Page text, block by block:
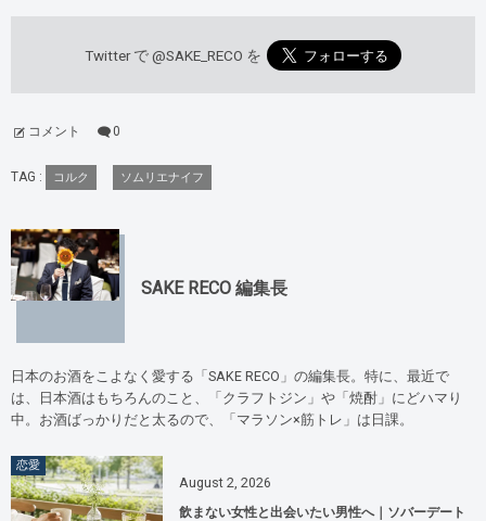
Twitter で@SAKE_RECO を
コメント 0
TAG : コルク ソムリエナイフ
SAKE RECO 編集長
日本のお酒をこよなく愛する「SAKE RECO」の編集長。特に、最近で
は、日本酒はもちろんのこと、「クラフトジン」や「焼酎」にどハマり
中。お酒ばっかりだと太るので、「マラソン×筋トレ」は日課。
恋愛
August 2 2026
飲まない女性と出会いたい男性へ｜ソバーデート